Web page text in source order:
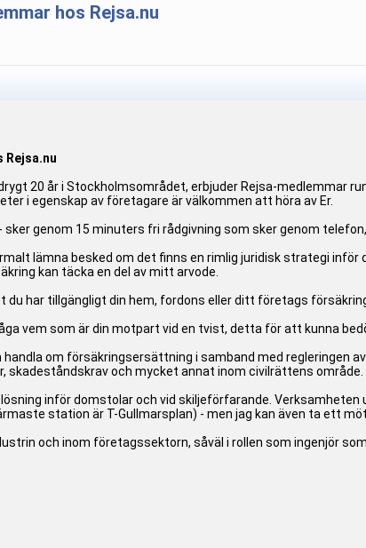
hos Rejsa.nu
20 år i Stockholmsområdet, erbjuder Rejsa-medlemmar
i egenskap av företagare är välkommen att höra av Er.
genom 15 minuters fri rådgivning som sker genom
lämna besked om det finns en rimlig juridisk strategi
kan täcka en del av mitt arvode.
du har tillgängligt din hem, fordons eller ditt företags
vem som är din motpart vid en tvist, detta för att kunna
om försäkringsersättning i samband med regleringen
och mycket annat inom civilrättens område.
inför domstolar och vid skiljeförfarande. Verksamheten
station är T-Gullmarsplan) - men jag kan även ta ett
och inom företagssektorn, såväl i rollen som ingenjör